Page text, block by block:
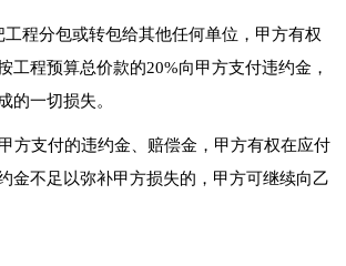
工程分包或转包给其他任何单位，甲方有权
工程预算总价款的20%向甲方支付违约金，
的一切损失。
方支付的违约金、赔偿金，甲方有权在应付
金不足以弥补甲方损失的，甲方可继续向乙